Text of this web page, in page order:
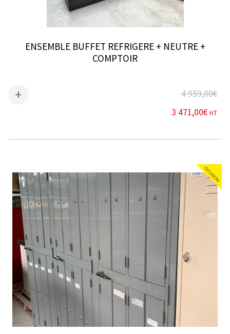
ENSEMBLE BUFFET REFRIGERE + NEUTRE +
COMPTOIR
4 959,00€
3 471,00€ HT
occasions